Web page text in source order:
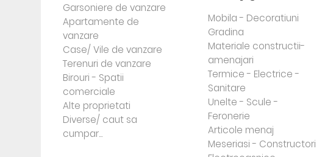
Garsoniere de vanzare
Apartamente de
vanzare
Case/ Vile de vanzare
Terenuri de vanzare
Birouri - Spatii
comerciale
Alte proprietati
Diverse/ caut sa
cumpar...
Mobila - Decoratiuni
Gradina
Materiale constructii-
amenajari
Termice - Electrice -
Sanitare
Unelte - Scule -
Feronerie
Articole menaj
Meseriasi - Constructori